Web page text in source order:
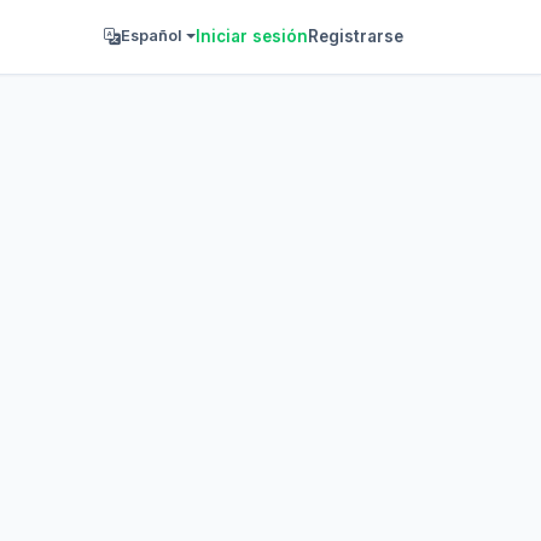
Español Iniciar sesiónRegistrarse